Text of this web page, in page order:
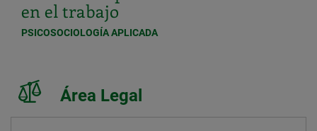
en el trabajo
PSICOSOCIOLOGÍA APLICADA
Área Legal